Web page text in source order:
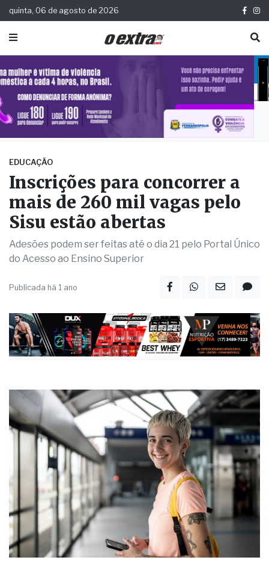
quinta, 06 de agosto de 2026
EDUCAÇÃO
mais de 260 mil vagas pelo
Sisu estão abertas
Adesões podem ser feitas até o dia 21 pelo Portal Único
do Acesso ao Ensino Superior
Publicada há 1 ano
Foto: GettyImages